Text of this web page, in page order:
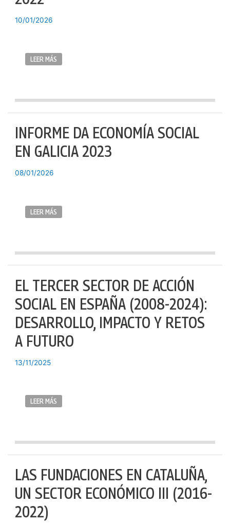
10/01/2026
LEER MÁS
INFORME DA ECONOMÍA SOCIAL
EN GALICIA 2023
08/01/2026
LEER MÁS
EL TERCER SECTOR DE ACCIÓN
SOCIAL EN ESPAÑA (2008-2024):
DESARROLLO, IMPACTO Y RETOS
A FUTURO
13/11/2025
LEER MÁS
LAS FUNDACIONES EN CATALUÑA,
UN SECTOR ECONÓMICO III (2016-
2022)